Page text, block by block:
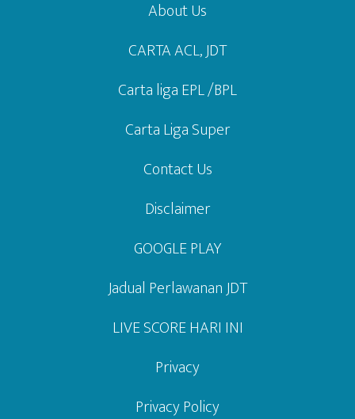
About Us
CARTA ACL, JDT
Carta liga EPL /BPL
Carta Liga Super
Contact Us
Disclaimer
GOOGLE PLAY
Jadual Perlawanan JDT
LIVE SCORE HARI INI
Privacy
Privacy Policy